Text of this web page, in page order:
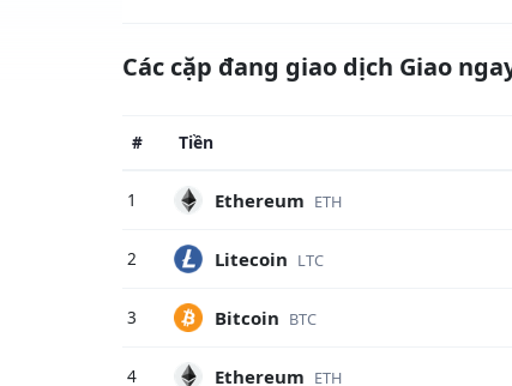
Các cặp đang giao dịch Giao
# Tiền
1 Ethereum ETH
2 Litecoin LTC
3 Bitcoin BTC
4 Ethereum ETH